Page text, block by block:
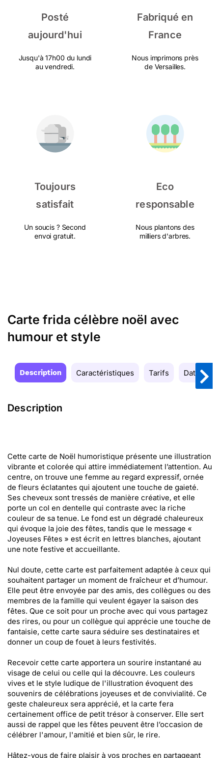
Posté
aujourd'hui
Jusqu'à 17h00 du lundi
au vendredi.
Fabriqué en
France
Nous imprimons près
de Versailles.
Toujours
satisfait
Un soucis ? Second
envoi gratuit.
Eco
responsable
Nous plantons des
milliers d'arbres.
Carte frida célèbre noël avec
humour et style
Description Caractéristiques Tarifs Date de
Description
Cette carte de Noël humoristique présente une illustration
vibrante et colorée qui attire immédiatement l’attention. Au
centre, on trouve une femme au regard expressif, ornée
de fleurs éclatantes qui ajoutent une touche de gaieté.
Ses cheveux sont tressés de manière créative, et elle
porte un col en dentelle qui contraste avec la riche
couleur de sa tenue. Le fond est un dégradé chaleureux
qui évoque la joie des fêtes, tandis que le message «
Joyeuses Fêtes » est écrit en lettres blanches, ajoutant
une note festive et accueillante.
Nul doute, cette carte est parfaitement adaptée à ceux qui
souhaitent partager un moment de fraîcheur et d’humour.
Elle peut être envoyée par des amis, des collègues ou des
membres de la famille qui veulent égayer la saison des
fêtes. Que ce soit pour un proche avec qui vous partagez
des rires, ou pour un collègue qui apprécie une touche de
fantaisie, cette carte saura séduire ses destinataires et
donner un coup de fouet à leurs festivités.
Recevoir cette carte apportera un sourire instantané au
visage de celui ou celle qui la découvre. Les couleurs
vives et le style ludique de l'illustration évoquent des
souvenirs de célébrations joyeuses et de convivialité. Ce
geste chaleureux sera apprécié, et la carte fera
certainement office de petit trésor à conserver. Elle sert
aussi de rappel que les fêtes peuvent être l’occasion de
célébrer l'amour, l'amitié et bien sûr, le rire.
Hâtez-vous de faire plaisir à vos proches en partageant